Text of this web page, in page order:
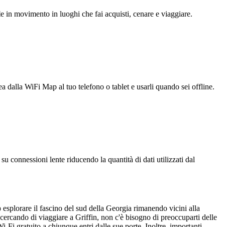
in movimento in luoghi che fai acquisti, cenare e viaggiare.
dalla WiFi Map al tuo telefono o tablet e usarli quando sei offline.
connessioni lente riducendo la quantità di dati utilizzati dal
il fascino del sud della Georgia rimanendo vicini alla
di viaggiare a Griffin, non c'è bisogno di preoccuparti delle